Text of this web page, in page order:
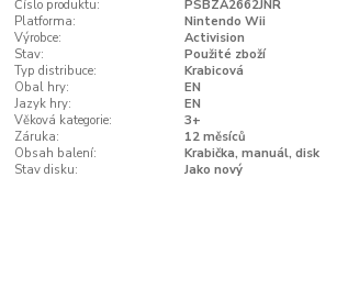
Číslo produktu:
PSBZA2662JNR
Platforma:
Nintendo Wii
Výrobce:
Activision
Stav:
Použité zboží
Typ distribuce:
Krabicová
Obal hry:
EN
Jazyk hry:
EN
Věková kategorie:
3+
Záruka:
12 měsíců
Obsah balení:
Krabička, manuál, disk
Stav disku:
Jako nový